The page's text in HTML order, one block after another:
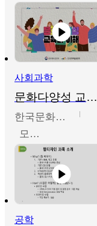
사회과학
문화다양성 교육의 이해
한국문화예술교육진흥원
모경환,성상환,정문성
공학